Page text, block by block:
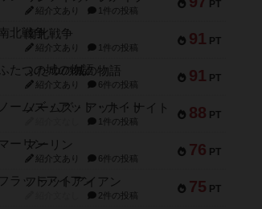
PT
紹介文あり 1件の投稿
91 PT
南北戦争
紹介文あり 1件の投稿
91 PT
ふたつの城の物語
紹介文あり 6件の投稿
88 PT
ノームズ・アット・ナイト
1件の投稿
76 PT
マーリン
紹介文あり 6件の投稿
75 PT
フラットアイアン
2件の投稿